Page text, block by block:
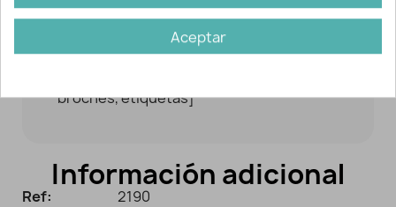
No es recomendable emplear lejías ni
broches, etiquetas]
Información adicional
Ref:
2190
Aceptar